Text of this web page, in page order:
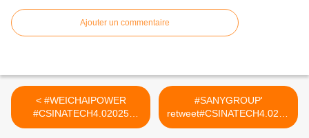
Ajouter un commentaire
< #WEICHAIPOWER
#CSINATECH4.02025
#CIRTtech-YouTube
#SANYGROUP'
retweet#CSINATECH4.0202
5 >